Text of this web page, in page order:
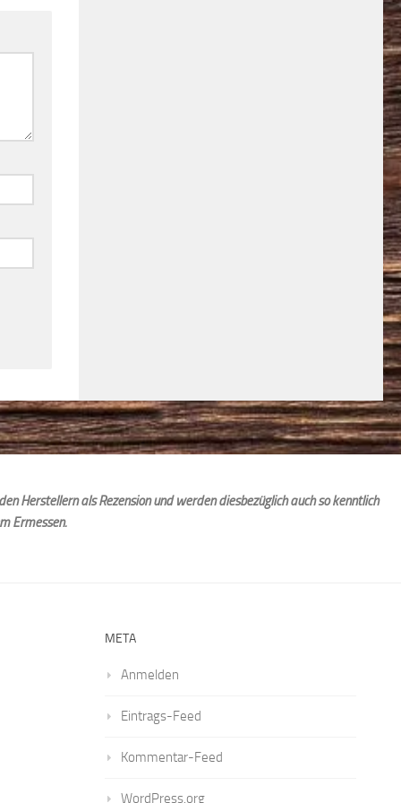
Herstellern als Rezension und werden diesbezüglich auch so kenntlich
Ermessen.
META
Anmelden
Eintrags-Feed
Kommentar-Feed
WordPress.org